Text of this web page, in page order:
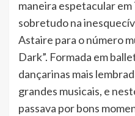
maneira espetacular
sobretudo na
Astaire para o número
Dark”. Formada em
dançarinas mais
grandes musicais, e
passava por bons